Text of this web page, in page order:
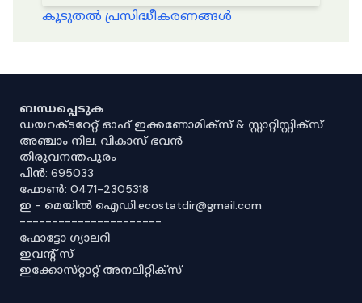
കൂടുതൽ പ്രസിദ്ധീകരണങ്ങൾ
ബന്ധപ്പെടുക
ഡയറക്ടറേറ്റ് ഓഫ് ഇക്കണോമിക്സ് & സ്റ്റാറ്റിസ്റ്റിക്സ്
അഞ്ചാം നില, വികാസ് ഭവൻ
തിരുവനന്തപുരം
പിൻ: 695033
ഫോൺ: 0471-2305318
ഇ - മെയിൽ ഐഡി:ecostatdir@gmail.com
----------------------
ഫോട്ടോ ഗ്യാലറി
ഇവൻ്റ് സ്
ഇക്കോസ്‌റ്റാറ്റ് അനലിറ്റിക്‌സ്